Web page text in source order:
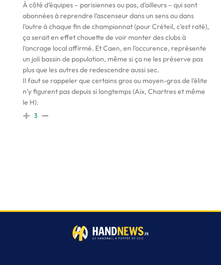
À côté d’équipes – parisiennes ou pas, d’ailleurs – qui sont
abonnées à reprendre l’ascenseur dans un sens ou dans
l’autre à chaque fin de championnat (pour Créteil, c’est raté),
ça serait en effet chouette de voir monter des clubs à
l’ancrage local affirmé. Et Caen, en l’occurence, représente
un joli bassin de population, même si ça ne les préserve pas
plus que les autres de redescendre aussi sec.
Il faut se rappeler que certains gros ou moyen-gros de l’élite
n’y figurent pas depuis si longtemps (Aix, Chartres et même
le H).
3